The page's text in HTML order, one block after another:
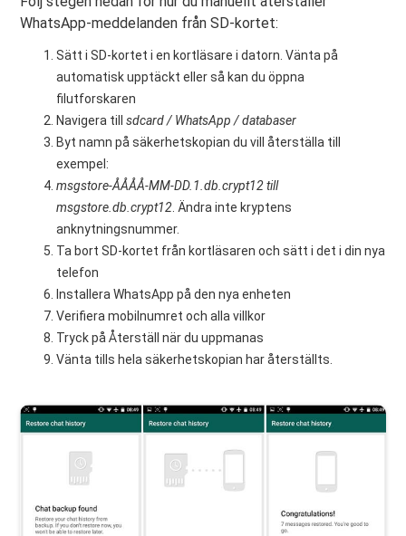
WhatsApp-meddelanden från SD-kortet:
Sätt i SD-kortet i en kortläsare i datorn. Vänta på
automatisk upptäckt eller så kan du öppna
filutforskaren
Navigera tillsdcard / WhatsApp / databaser
Byt namn på säkerhetskopian du vill återställa till
exempel:
msgstore-ÅÅÅÅ-MM-DD.1.db.crypt12 till
msgstore.db.crypt12. Ändra inte kryptens
anknytningsnummer.
Ta bort SD-kortet från kortläsaren och sätt i det i din nya
telefon
Installera WhatsApp på den nya enheten
Verifiera mobilnumret och alla villkor
Tryck på Återställ när du uppmanas
Vänta tills hela säkerhetskopian har återställts.